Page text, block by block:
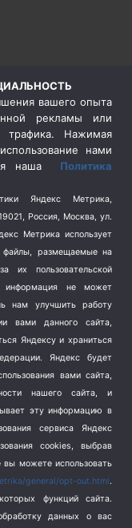
вашего опыта
рекламы или
трафика. Нажимая
нами
наша Политика
Яндекс Метрика,
Россия, Москва, ул.
Метрика использует
файлы, размещаемые на
их пользовательской
информация не может
нам улучшить работу
вами данного сайта,
Яндексу и храниться
Яндекс будет
вами сайта,
нашего сайта, и
эту информацию в
сервиса Яндекс
cookies, выбрав
вы можете использовать
general/opt-out.html.
функций сайта.
данных о вас